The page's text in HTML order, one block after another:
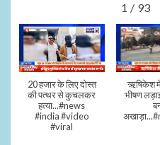
1 / 93
20 हजार के लिए दोस्त
की पत्थर से कुचलकर
हत्या...#news
#india #video
#viral
ऋषिकेश में
भीषण